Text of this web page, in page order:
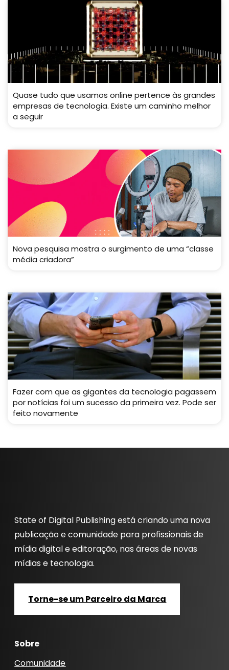
Quase tudo que usamos online pertence às grandes
empresas de tecnologia. Existe um caminho melhor
a seguir
Nova pesquisa mostra o surgimento de uma “classe
média criadora”
Fazer com que as gigantes da tecnologia pagassem
por notícias foi um sucesso da primeira vez. Pode ser
feito novamente
State of Digital Publishing está criando uma nova
publicação e comunidade para profissionais de
mídia digital e editoração, nas áreas de novas
mídias e tecnologia.
Torne-se um Parceiro da Marca
Sobre
Comunidade